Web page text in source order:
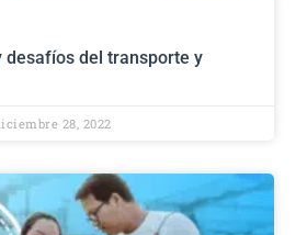
desafíos del transporte y
28, 2022